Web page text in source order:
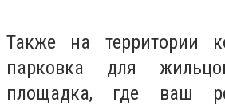
Также на территории
парковка для
площадка, где ваш